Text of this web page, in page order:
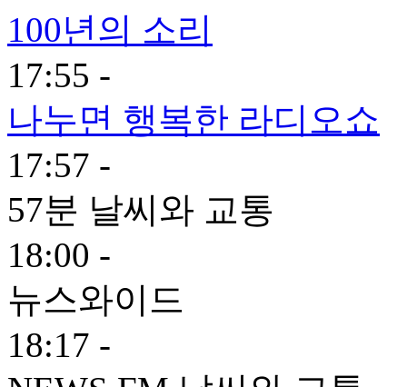
100년의 소리
17:55 -
나누면 행복한 라디오쇼
17:57 -
57분 날씨와 교통
18:00 -
뉴스와이드
18:17 -